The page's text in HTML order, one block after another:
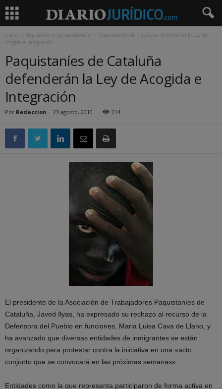
Inicio Legislación y jurisprudencia
Paquistaníes de Cataluña defenderán la Ley de
Acogida e Integración
Paquistaníes de Cataluña
defenderán la Ley de Acogida e
Integración
Por Redaccion - 23 agosto, 2010 214
El presidente de la Asociación de Trabajadores Paquistaníes de
Cataluña, Javed Ilyas, ha expresado su rechazo al recurso de la
Defensora del Pueblo en funciones, Maria Luisa Cava de Llano, y
ha avanzado que diversas entidades de inmigrantes se están
organizando para protestar contra la iniciativa en una «acto
conjunto que se convocará en las próximas semanas».
Entidades como la que representa participaron de forma activa en